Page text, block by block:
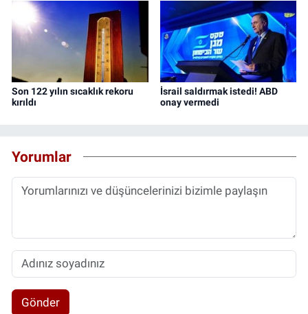
Son 122 yılın sıcaklık rekoru
kırıldı
İsrail saldırmak istedi! ABD
onay vermedi
Yorumlar
Gönder